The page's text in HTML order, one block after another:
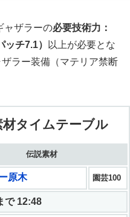
貨も獲得できるので、気合さ
ャザラーの必要技術力：
チ7.1）
以上が必要とな
ラー装備（マテリア禁断
タイムテーブル
伝説素材
原木 園芸100
で 12:46